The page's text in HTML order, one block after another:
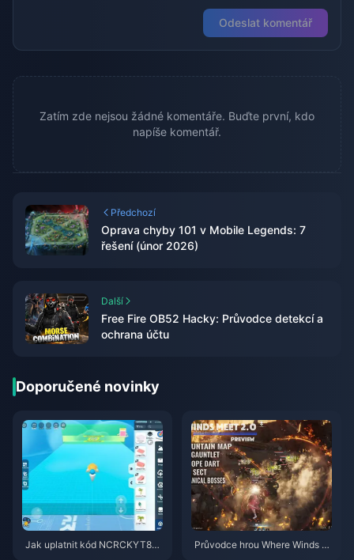
Odeslat komentář
Zatím zde nejsou žádné komentáře. Buďte první, kdo
napíše komentář.
Předchozí
Oprava chyby 101 v Mobile Legends: 7
řešení (únor 2026)
Další
Free Fire OB52 Hacky: Průvodce detekcí a
ochrana účtu
Doporučené novinky
Jak uplatnit kód NCRCKYT8EF
Průvodce hrou Where Winds M